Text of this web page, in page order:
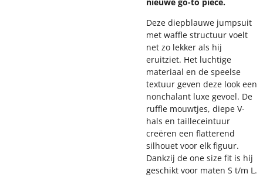
Deze diepblauwe jumpsuit
met waffle structuur voelt
net zo lekker als hij
eruitziet. Het luchtige
materiaal en de speelse
textuur geven deze look een
nonchalant luxe gevoel. De
ruffle mouwtjes, diepe V-
hals en tailleceintuur
creëren een flatterend
silhouet voor elk figuur.
Dankzij de one size fit is hij
geschikt voor maten S t/m L.